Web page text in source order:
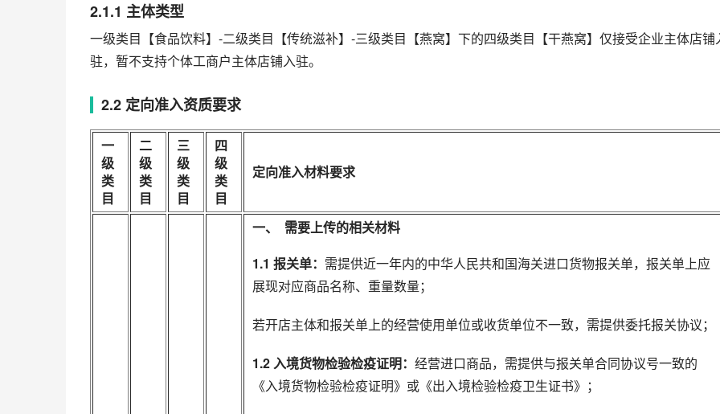
2.1.1 主体类型
一级类目【食品饮料】-二级类目【传统滋补】-三级类目【燕窝】下的四级类目【干燕窝】仅接受企业主体店铺
驻，暂不支持个体工商户主体店铺入驻。
2.2 定向准入资质要求
一
级
类
目
二
级
类
目
三
级
类
目
四
级
类
目
定向准入材料要求
一、 需要上传的相关材料
1.1 报关单： 需提供近一年内的中华人民共和国海关进口货物报关单，报关单上应
展现对应商品名称、重量数量；
若开店主体和报关单上的经营使用单位或收货单位不一致，需提供委托报关协议；
1.2 入境货物检验检疫证明： 经营进口商品，需提供与报关单合同协议号一致的
《入境货物检验检疫证明》或《出入境检验检疫卫生证书》；